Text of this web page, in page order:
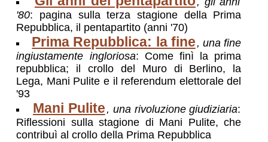
'80: pagina sulla terza stagione della Prima
Repubblica, il pentapartito (anni '70)
Prima Repubblica: la fine , una fine
ingiustamente ingloriosa: Come finì la prima
repubblica; il crollo del Muro di Berlino, la
Lega, Mani Pulite e il referendum elettorale del
'93
Mani Pulite , una rivoluzione giudiziaria:
Riflessioni sulla stagione di Mani Pulite, che
contribuì al crollo della Prima Repubblica